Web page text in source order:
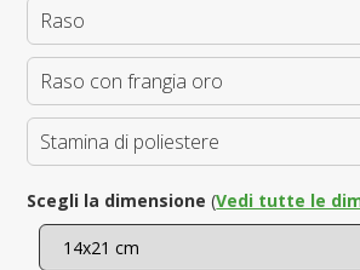
Raso
Raso con frangia oro
Stamina di poliestere
Scegli la dimensione (Vedi tutte le